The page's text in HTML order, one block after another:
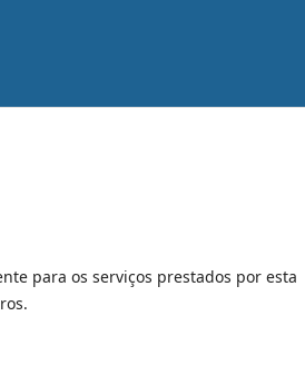
para os serviços prestados por esta